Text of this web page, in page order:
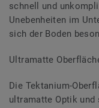
schnell und
Unebenheiten im
sich der Boden
Ultramatte
Die Tektanium-
ultramatte Optik und